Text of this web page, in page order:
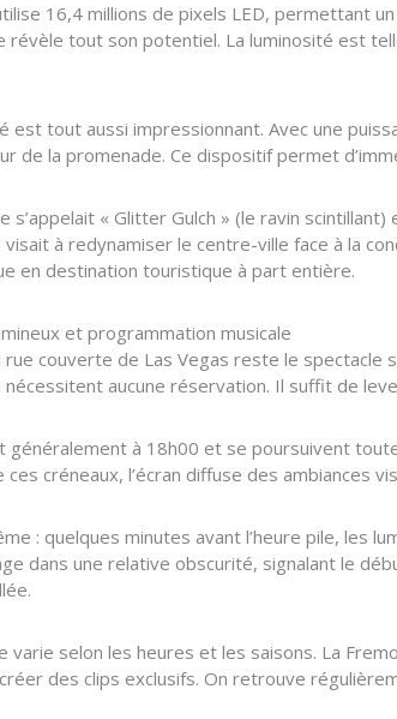
16,4 millions de pixels LED, permettant
révèle tout son potentiel. La luminosité est
est tout aussi impressionnant. Avec une
de la promenade. Ce dispositif permet
« Glitter Gulch » (le ravin
à redynamiser le centre-ville face à la
en destination touristique à part entière.
et programmation musicale
rue couverte de Las Vegas reste le spectacle
aucune réservation. Il suffit de
généralement à 18h00 et se poursuivent
créneaux, l’écran diffuse des ambiances
: quelques minutes avant l’heure pile, les
dans une relative obscurité, signalant le
varie selon les heures et les saisons. La
des clips exclusifs. On retrouve